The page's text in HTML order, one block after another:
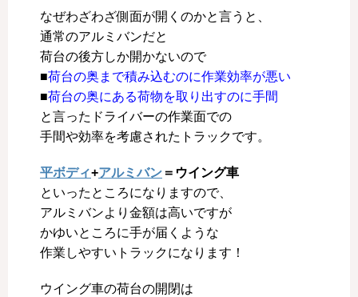
なぜわざわざ側面が開くのかと言うと、
通常のアルミバンだと
荷台の後方しか開かないので
■荷台の奥まで積み込むのに作業効率が悪い
■荷台の奥にある荷物を取り出すのに手間
と言ったドライバーの作業面での
手間や効率を考慮されたトラックです。
平ボディ+アルミバン＝ウイング車
といったところになりますので、
アルミバンより金額は高いですが
かゆいところに手が届くような
作業しやすいトラックになります！
ウイング車の荷台の開閉は